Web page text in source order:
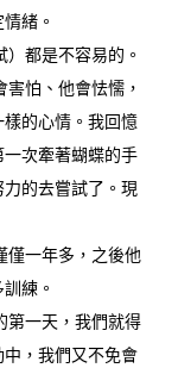
緒。
都是不容易的。
怕、他會怯懦，
的心情。我回憶
次牽著蝴蝶的手
的去嘗試了。現
僅一年多，之後他
練。
第一天，我們就得
，我們又不免會